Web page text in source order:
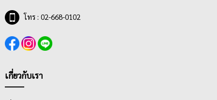
โทร : 02-668-0102
เกี่ยวกับเรา